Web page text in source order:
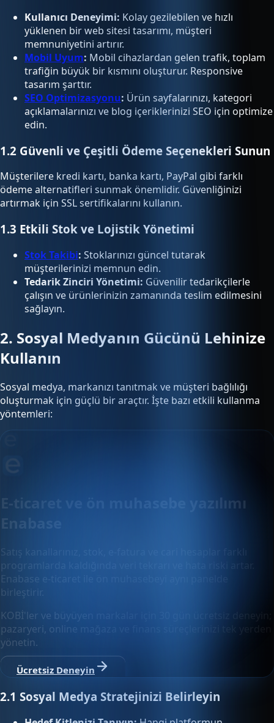
Kullanıcı Deneyimi: Kolay gezilebilen ve hızlı
yüklenen bir web sitesi tasarımı, müşteri
memnuniyetini artırır.
Mobil Uyum: Mobil cihazlardan gelen trafik, toplam
trafiğin büyük bir kısmını oluşturur. Responsive
tasarım şarttır.
SEO Optimizasyonu: Ürün sayfalarınızı, kategori
açıklamalarınızı ve blog içeriklerinizi SEO için optimize
edin.
1.2 Güvenli ve Çeşitli Ödeme Seçenekleri Sunun
Müşterilere kredi kartı, banka kartı, PayPal gibi farklı
ödeme alternatifleri sunmak önemlidir. Güvenliğinizi
artırmak için SSL sertifikalarını kullanın.
1.3 Etkili Stok ve Lojistik Yönetimi
Stok Takibi: Stoklarınızı güncel tutarak
müşterilerinizi memnun edin.
Tedarik Zinciri Yönetimi: Güvenilir tedarikçilerle
çalışın ve ürünlerinizin zamanında teslim edilmesini
sağlayın.
2. Sosyal Medyanın Gücünü Lehinize
Kullanın
Sosyal medya, markanızı tanıtmak ve müşteri bağlılığı
oluşturmak için güçlü bir araçtır. İşte bazı etkili kullanma
yöntemleri:
E-ticaret ve ön muhasebe yazılımı
Enabase
Satış kanallarınız, stok, e-fatura ve cari hesaplar farklı
programlarda kaldığında veri tekrarı ve hata riski artar.
Enabase e-ticaret ile ön muhasebeyi aynı panelde
birleştirir.
KOBİ'ler ve büyüyen markalar için 30 gün ücretsiz deneyin;
pazaryeri, online mağaza ve finans süreçlerinizi tek yerden
yönetin.
Ücretsiz Deneyin
2.1 Sosyal Medya Stratejinizi Belirleyin